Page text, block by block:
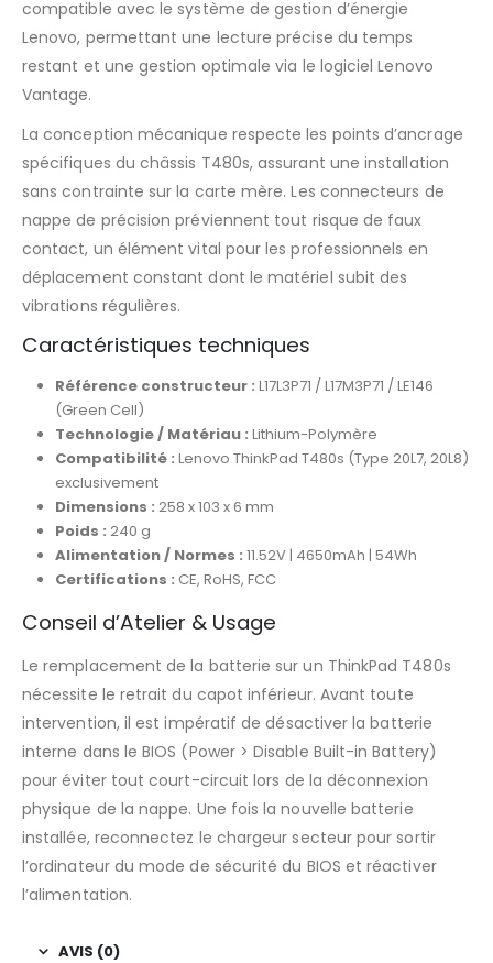
compatible avec le système de gestion d’énergie
Lenovo, permettant une lecture précise du temps
restant et une gestion optimale via le logiciel Lenovo
Vantage.
La conception mécanique respecte les points d’ancrage
spécifiques du châssis T480s, assurant une installation
sans contrainte sur la carte mère. Les connecteurs de
nappe de précision préviennent tout risque de faux
contact, un élément vital pour les professionnels en
déplacement constant dont le matériel subit des
vibrations régulières.
Caractéristiques techniques
Référence constructeur : L17L3P71 / L17M3P71 / LE146
(Green Cell)
Technologie / Matériau : Lithium-Polymère
Compatibilité : Lenovo ThinkPad T480s (Type 20L7, 20L8)
exclusivement
Dimensions : 258 x 103 x 6 mm
Poids : 240 g
Alimentation / Normes : 11.52V | 4650mAh | 54Wh
Certifications : CE, RoHS, FCC
Conseil d’Atelier & Usage
Le remplacement de la batterie sur un ThinkPad T480s
nécessite le retrait du capot inférieur. Avant toute
intervention, il est impératif de désactiver la batterie
interne dans le BIOS (Power > Disable Built-in Battery)
pour éviter tout court-circuit lors de la déconnexion
physique de la nappe. Une fois la nouvelle batterie
installée, reconnectez le chargeur secteur pour sortir
l’ordinateur du mode de sécurité du BIOS et réactiver
l’alimentation.
AVIS (0)